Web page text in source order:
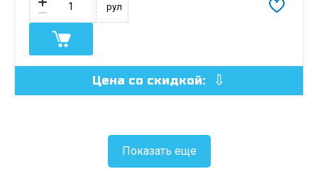
рул
Цена со скидкой:
Показать еще